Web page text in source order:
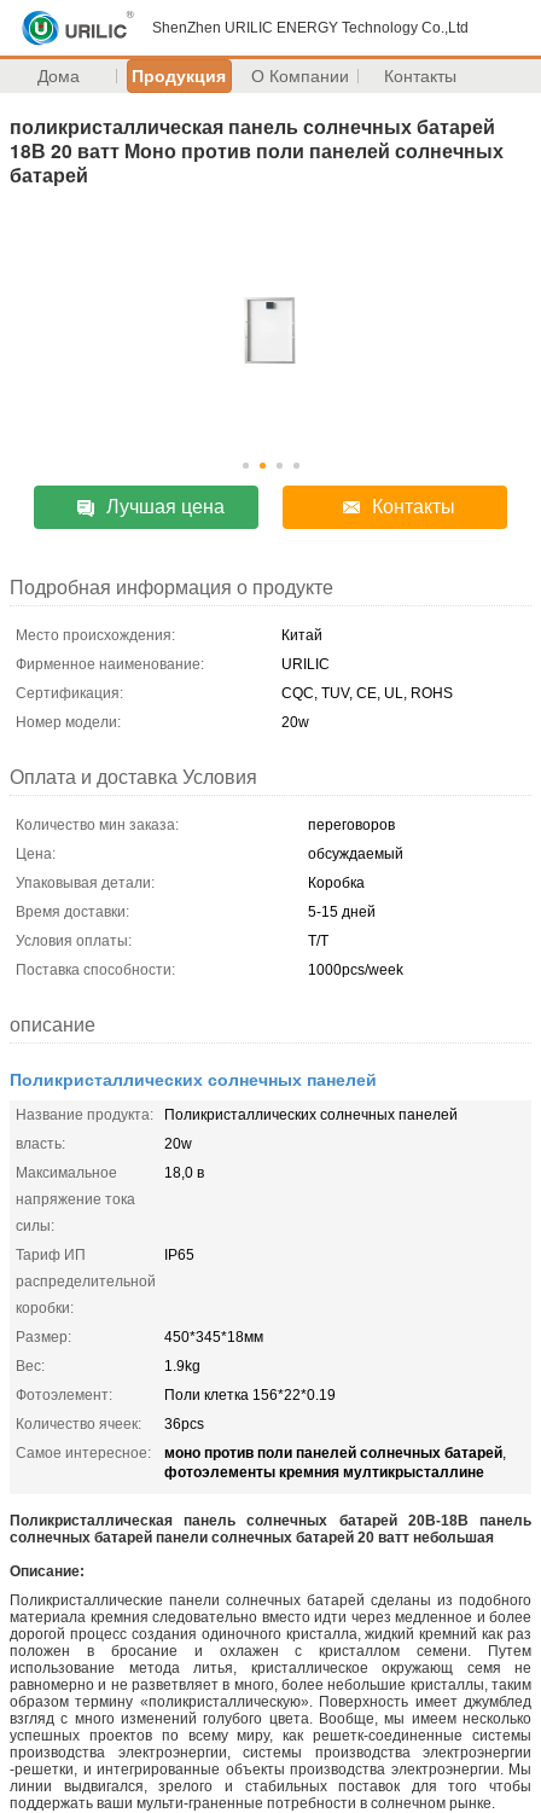
ShenZhen URILIC ENERGY Technology Co.,Ltd
Дома Продукция О Компании Контакты
поликристаллическая панель солнечных батарей
18В 20 ватт Моно против поли панелей солнечных
батарей
Лучшая цена Контакты
Подробная информация о продукте
Место происхождения:
Китай
Фирменное наименование:
URILIC
Сертификация:
CQC, TUV, CE, UL, ROHS
Номер модели:
20w
Оплата и доставка Условия
Количество мин заказа:
переговоров
Цена:
обсуждаемый
Упаковывая детали:
Коробка
Время доставки:
5-15 дней
Условия оплаты:
T/T
Поставка способности:
1000pcs/week
описание
Поликристаллических солнечных панелей
Название продукта:
Поликристаллических солнечных панелей
власть:
20w
Максимальное
напряжение тока
силы:
18,0 в
Тариф ИП
распределительной
коробки:
IP65
Размер:
450*345*18мм
Вес:
1.9kg
Фотоэлемент:
Поли клетка 156*22*0.19
Количество ячеек:
36pcs
Самое интересное:
моно против поли панелей солнечных батарей,
фотоэлементы кремния мултикрысталлине
Поликристаллическая панель солнечных батарей 20В-18В панель
солнечных батарей панели солнечных батарей 20 ватт небольшая
Описание:
Поликристаллические панели солнечных батарей сделаны из подобного
материала кремния следовательно вместо идти через медленное и более
дорогой процесс создания одиночного кристалла, жидкий кремний как раз
положен в бросание и охлажен с кристаллом семени. Путем
использование метода литья, кристаллическое окружающ семя не
равномерно и не разветвляет в много, более небольшие кристаллы, таким
образом термину «поликристаллическую». Поверхность имеет джумблед
взгляд с много изменений голубого цвета. Вообще, мы имеем несколько
успешных проектов по всему миру, как решетк-соединенные системы
производства электроэнергии, системы производства электроэнергии
-решетки, и интегрированные объекты производства электроэнергии. Мы
линии выдвигался, зрелого и стабильных поставок для того чтобы
поддержать ваши мульти-граненные потребности в солнечном рынке.